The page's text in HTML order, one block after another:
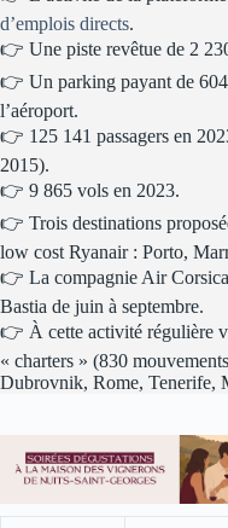
d’emplois directs.
👉 Une piste revêtue de 2
👉 Un parking payant de 604
l’aéroport.
👉 125 141 passagers en
2015).
👉 9 865 vols en 2023.
👉 Trois destinations
low cost Ryanair : Porto,
👉 La compagnie Air Corsica
Bastia de juin à septembre.
👉 À cette activité régulière
« charters » (830
Dubrovnik, Rome, Tenerife,